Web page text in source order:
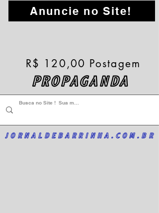
Anuncie no Site!
PROPAGANDA
R$ 120,00 Postagem
JORNALDEBARRINHA.COM.BR